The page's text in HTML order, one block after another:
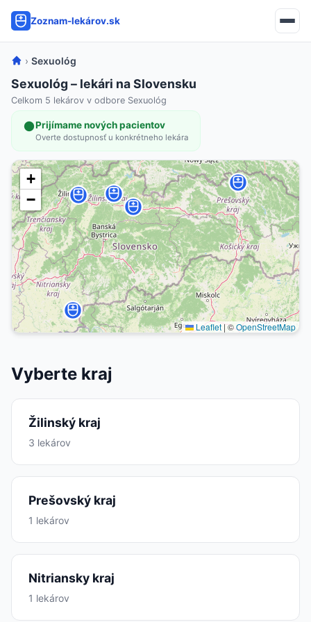
Zoznam-lekárov.sk
› Sexuológ
Sexuológ – lekári na Slovensku
Celkom 5 lekárov v odbore Sexuológ
Prijímame nových pacientov
Overte dostupnosť u konkrétneho lekára
+
−
Leaflet| ©OpenStreetMap
Vyberte kraj
Žilinský kraj
3 lekárov
Prešovský kraj
1 lekárov
Nitriansky kraj
1 lekárov